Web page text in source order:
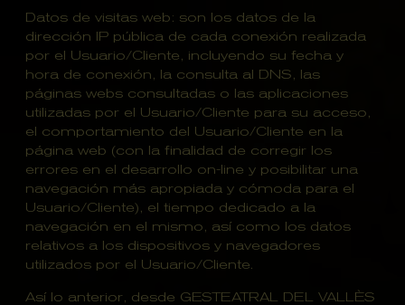
Datos de visitas web: son los datos de la
dirección IP pública de cada conexión realizada
por el Usuario/Cliente, incluyendo su fecha y
hora de conexión, la consulta al DNS, las
páginas webs consultadas o las aplicaciones
utilizadas por el Usuario/Cliente para su acceso,
el comportamiento del Usuario/Cliente en la
página web (con la finalidad de corregir los
errores en el desarrollo on-line y posibilitar una
navegación más apropiada y cómoda para el
Usuario/Cliente), el tiempo dedicado a la
navegación en el mismo, así como los datos
relativos a los dispositivos y navegadores
utilizados por el Usuario/Cliente.
Así lo anterior, desde GESTEATRAL DEL VALLÈS